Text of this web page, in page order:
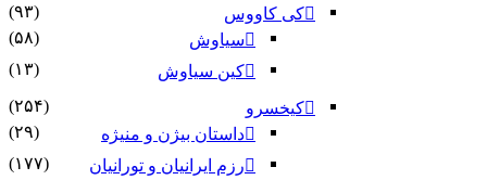
کی کاووس
(۹۳)
سیاوش
(۵۸)
کین سیاوش
(۱۳)
کیخسرو
(۲۵۴)
داستان بیژن و منیژه
(۲۹)
رزم ایرانیان و تورانیان
(۱۷۷)